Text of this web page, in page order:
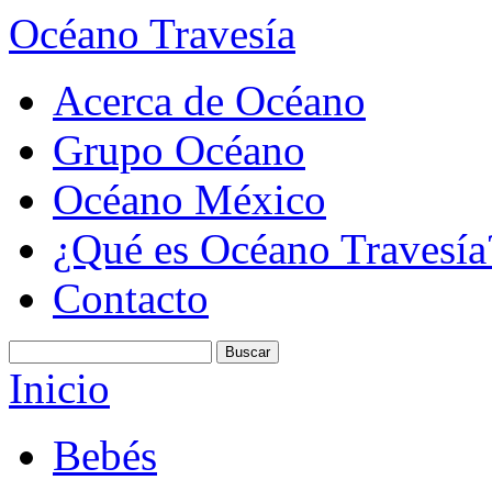
Océano Travesía
Acerca de Océano
Grupo Océano
Océano México
¿Qué es Océano
Contacto
Inicio
Bebés